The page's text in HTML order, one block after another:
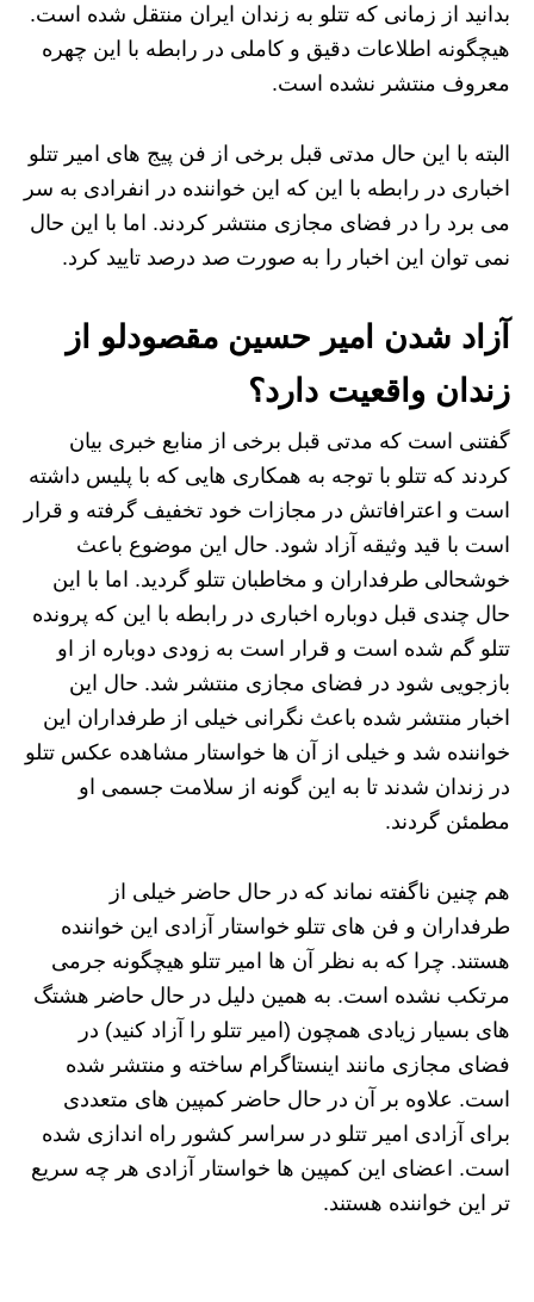
بدانید از زمانی که تتلو به زندان ایران منتقل شده است.
هیچگونه اطلاعات دقیق و کاملی در رابطه با این چهره
معروف منتشر نشده است.
البته با این حال مدتی قبل برخی از فن پیج‌ های امیر تتلو
اخباری در رابطه با این که این خواننده در انفرادی به سر
می‌ برد را در فضای مجازی منتشر کردند. اما با این حال
نمی‌ توان این اخبار را به صورت صد درصد تایید کرد.
آزاد شدن امیر حسین مقصودلو از
زندان واقعیت دارد؟
گفتنی است که مدتی قبل برخی از منابع خبری بیان
کردند که تتلو با توجه به همکاری‌ هایی که با پلیس داشته
است و اعترافاتش در مجازات خود تخفیف گرفته و قرار
است با قید وثیقه آزاد شود. حال این موضوع باعث
خوشحالی طرفداران و مخاطبان تتلو گردید. اما با این
حال چندی قبل دوباره اخباری در رابطه با این که پرونده
تتلو گم شده است و قرار است به زودی دوباره از او
بازجویی شود در فضای مجازی منتشر شد. حال این
اخبار منتشر شده باعث نگرانی خیلی از طرفداران این
خواننده شد و خیلی از آن ها خواستار مشاهده عکس تتلو
در زندان شدند تا به این گونه از سلامت جسمی او
مطمئن گردند.
هم چنین ناگفته نماند که در حال حاضر خیلی از
طرفداران و فن‌ های تتلو خواستار آزادی این خواننده
هستند. چرا که به نظر آن ها امیر تتلو هیچگونه جرمی
مرتکب نشده است. به همین دلیل در حال حاضر هشتگ‌
های بسیار زیادی همچون (امیر تتلو را آزاد کنید) در
فضای مجازی مانند اینستاگرام ساخته و منتشر شده
است. علاوه بر آن در حال حاضر کمپین‌ های متعددی
برای آزادی امیر تتلو در سراسر کشور راه اندازی شده
است. اعضای این کمپین ها خواستار آزادی هر چه سریع
تر این خواننده هستند.